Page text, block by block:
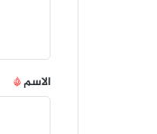
*
الاسم*